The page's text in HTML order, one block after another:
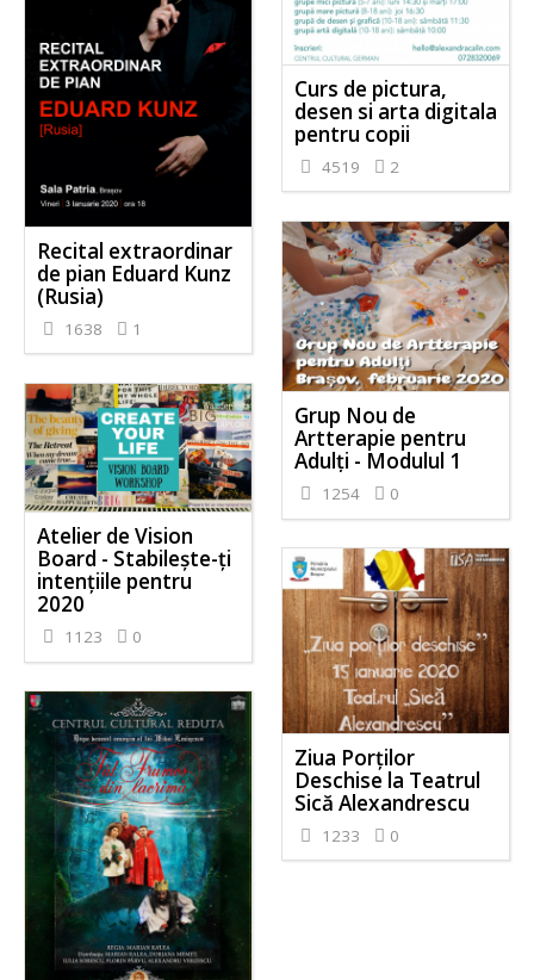
Curs de pictura,
desen si arta digitala
pentru copii
4519 2
Recital extraordinar
de pian Eduard Kunz
(Rusia)
1638 1
Grup Nou de
Artterapie pentru
Adulți - Modulul 1
1254 0
Atelier de Vision
Board - Stabilește-ți
intențiile pentru
2020
1123 0
Ziua Porților
Deschise la Teatrul
Sică Alexandrescu
1233 0